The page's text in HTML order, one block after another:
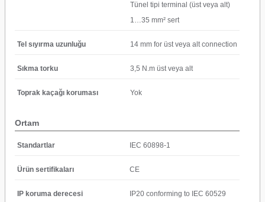
Tünel tipi terminal (üst veya alt)
1…35 mm² sert
Tel sıyırma uzunluğu 14 mm for üst veya alt connection
Sıkma torku 3,5 N.m üst veya alt
Toprak kaçağı koruması Yok
Ortam
Standartlar IEC 60898-1
Ürün sertifikaları CE
IP koruma derecesi IP20 conforming to IEC 60529